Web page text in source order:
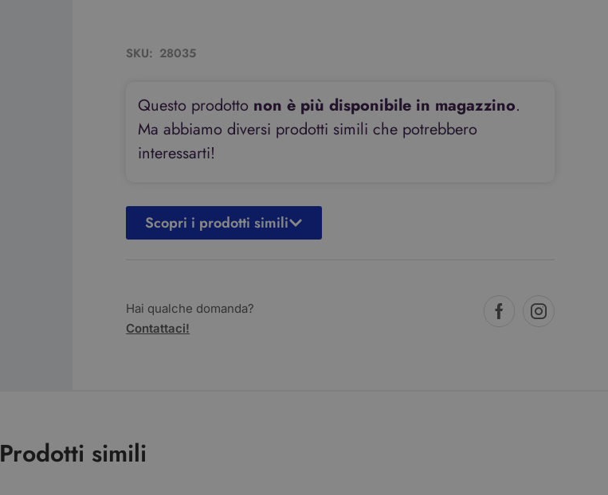
SKU: 28035
Questo prodotto non è più disponibile in magazzino.
Ma abbiamo diversi prodotti simili che potrebbero
interessarti!
Scopri i prodotti simili
Hai qualche domanda?
Contattaci!
Prodotti simili